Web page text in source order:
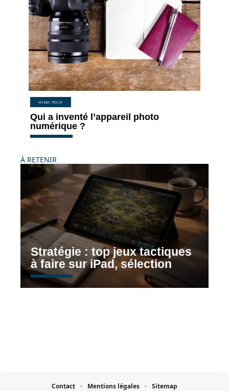
HIGH-TECH
Qui a inventé l’appareil photo
numérique ?
À RETENIR
Stratégie : top jeux tactiques
à faire sur iPad, sélection
Contact Mentions légales Sitemap